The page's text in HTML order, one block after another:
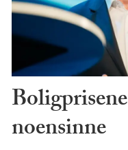
noensinne